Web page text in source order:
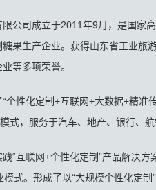
公司成立于2011年9月，是国家
果生产企业。获得山东省工业旅
等多项荣誉。
个性化定制+互联网+大数据+精
模式，服务于汽车、地产、银行、
“互联网+个性化定制”产品解决
式。形成了以“大规模个性化定